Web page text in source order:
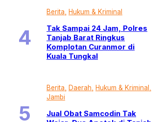
Berita Hukum & Kriminal
Tak Sampai 24 Jam, Polres
Tanjab Barat Ringkus
Komplotan Curanmor di
Kuala Tungkal
Berita Daerah Hukum & Kriminal
Jambi
Jual Obat Samcodin Tak